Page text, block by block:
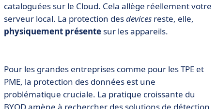
cataloguées sur le Cloud. Cela allège réellement votre
serveur local. La protection desdevices reste, elle,
physiquement présente sur les appareils.
Pour les grandes entreprises comme pour les TPE et
PME, la protection des données est une
problématique cruciale. La pratique croissante du